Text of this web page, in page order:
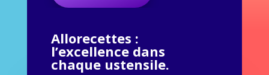
Allorecettes :
l’excellence dans
chaque ustensile.